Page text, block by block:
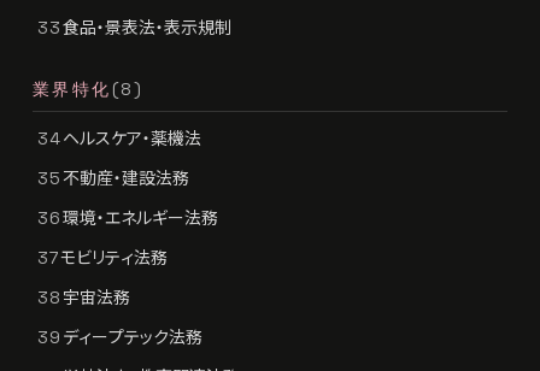
33食品・景表法・表示規制
業界特化 (8)
34ヘルスケア・薬機法
35不動産・建設法務
36環境・エネルギー法務
37モビリティ法務
38 宇宙法務
39 ディープテック法務